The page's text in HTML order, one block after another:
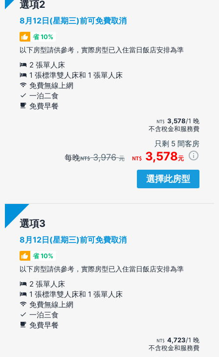
選項
8月12日(星期三)前可免費取消
省 10%
以下房型請供參考，實際房型已入住當日飯店安排為準
2 張單人床
1 張標準雙人床和 1 張單人床
免費無線上網
一泊二食
免費早餐
3,578/1 晚
不含稅金和服務費
只剩 5 間客房
每晚 3,976元 3,578元
選擇此房型
選項
8月12日(星期三)前可免費取消
省 10%
以下房型請供參考，實際房型已入住當日飯店安排為準
2 張單人床
1 張標準雙人床和 1 張單人床
免費無線上網
一泊三食
免費早餐
4,723/1 晚
不含稅金和服務費